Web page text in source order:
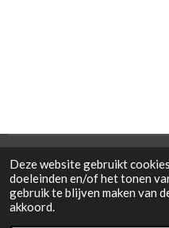
Deze website gebruikt
doeleinden en/of het tonen
gebruik te blijven maken van
akkoord.
© 2021 Cowporation